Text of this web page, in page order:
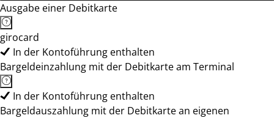
Ausgabe einer Debitkarte
girocard
In der Kontoführung enthalten
Bargeldeinzahlung mit der Debitkarte am Terminal
In der Kontoführung enthalten
Bargeldauszahlung mit der Debitkarte an eigenen